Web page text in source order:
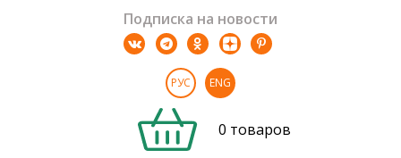
Подписка на новости
РУС ENG
0 товаров